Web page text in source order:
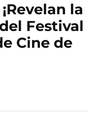
la
Festival
Cine de